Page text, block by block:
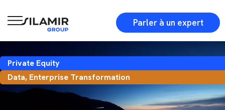
Parler à un expert
Private Equity
Data, Enterprise Transformation